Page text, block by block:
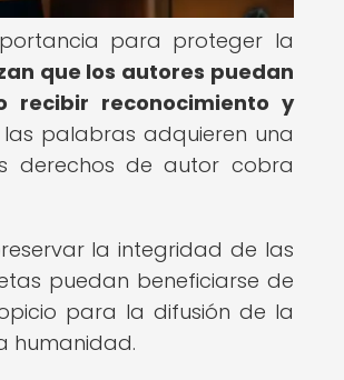
para proteger la
que los autores puedan
reconocimiento y
palabras adquieren una
derechos de autor cobra
la integridad de las
puedan beneficiarse de
para la difusión de la
humanidad.